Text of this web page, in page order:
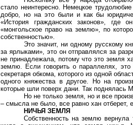
стало неинтересно. Немецкое
добро, но на это были и как бы
«История гражданских законов», где
«монгольское право на землю», по
собственностью».
Это значит, ни одному русскому
за ярлыками», это он отправлялся за
не принадлежала, потому что это земля
землю. Если говорить о параллелях, это
секретаря обкома, которого из одной
одного княжества в другое. Но на
которые шли поверх дани. Так поднялась
Но не только земля, но и все
– смысла не было, все равно хан отберет,
НИЧЬЯ ЗЕМЛЯ
Собственность на землю вернула